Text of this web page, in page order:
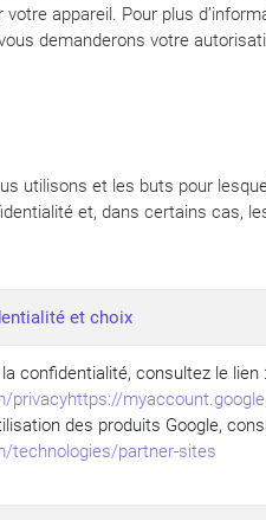
appareil. Pour plus
demanderons votre
utilisons et les buts pour
et, dans certains cas,
et choix
confidentialité, consultez le lien :
privacyhttps://
des produits Google,
technologies/partner-sites